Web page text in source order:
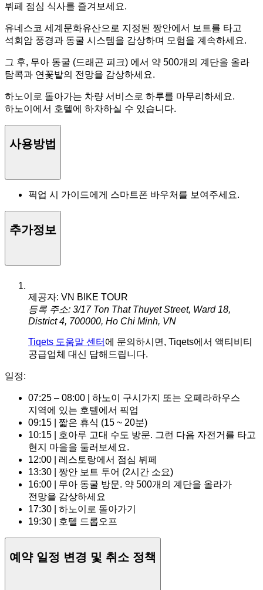
뷔페 점심 식사를 즐겨보세요.
유네스코 세계문화유산으로 지정된 짱안에서 보트를 타고
석회암 풍경과 동굴 시스템을 감상하며 모험을 계속하세요.
그 후, 무아 동굴 (드래곤 피크) 에서 약 500개의 계단을 올라
탐콕과 연꽃밭의 전망을 감상하세요.
하노이로 돌아가는 차량 서비스로 하루를 마무리하세요.
하노이에서 호텔에 하차하실 수 있습니다.
사용방법
픽업 시 가이드에게 스마트폰 바우처를 보여주세요.
추가정보
제공자: VN BIKE TOUR
등록 주소: 3/17 Ton That Thuyet Street, Ward 18,
District 4, 700000, Ho Chi Minh, VN
Tiqets 도움말 센터 에 문의하시면, Tiqets에서 액티비티
공급업체 대신 답해드립니다.
일정:
07:25 – 08:00 | 하노이 구시가지 또는 오페라하우스
지역에 있는 호텔에서 픽업
09:15 | 짧은 휴식 (15 ~ 20분)
10:15 | 호아루 고대 수도 방문. 그런 다음 자전거를 타고
현지 마을을 둘러보세요.
12:00 | 레스토랑에서 점심 뷔페
13:30 | 짱안 보트 투어 (2시간 소요)
16:00 | 무아 동굴 방문. 약 500개의 계단을 올라가
전망을 감상하세요
17:30 | 하노이로 돌아가기
19:30 | 호텔 드롭오프
예약 일정 변경 및 취소 정책